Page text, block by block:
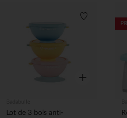
Liste de
Aperçu rapide
Lot de 3 bols anti-